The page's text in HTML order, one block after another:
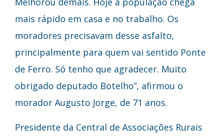
mais rápido em casa e no trabalho. Os
moradores precisavam desse asfalto,
principalmente para quem vai sentido Ponte
de Ferro. Só tenho que agradecer. Muito
obrigado deputado Botelho”, afirmou o
morador Augusto Jorge, de 71 anos.
Presidente da Central de Associações Rurais